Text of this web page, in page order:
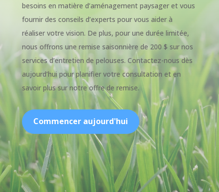
besoins en matière d’aménagement paysager et vous
fournir des conseils d’experts pour vous aider à
réaliser votre vision. De plus, pour une durée limitée,
nous offrons une remise saisonnière de 200 $ sur nos
services d’entretien de pelouses. Contactez-nous dès
aujourd’hui pour planifier votre consultation et en
savoir plus sur notre offre de remise.
Commencer aujourd'hui